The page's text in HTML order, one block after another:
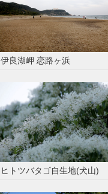
伊良湖岬 恋路ヶ浜
ヒトツバタゴ自生地(犬山)